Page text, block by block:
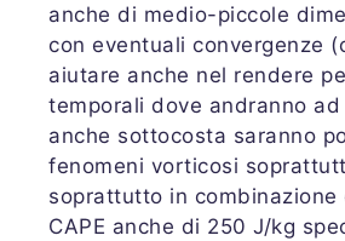
anche di medio-piccole
con eventuali convergenze
aiutare anche nel rendere
temporali dove andranno
anche sottocosta saranno
fenomeni vorticosi
soprattutto in combinazione
CAPE anche di 250 J/kg